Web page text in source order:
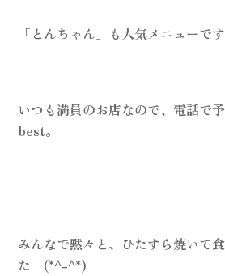
「とんちゃん」も人気メニューです
いつも満員のお店なので、電話で
best。
みんなで黙々と、ひたすら焼いて
た (*^-^*)